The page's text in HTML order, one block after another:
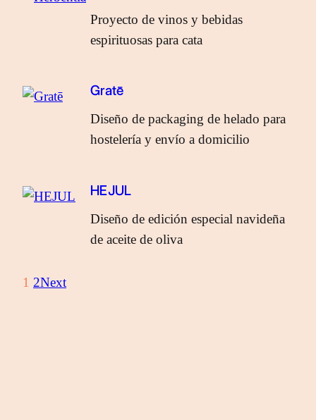
Proyecto de vinos y bebidas
espirituosas para cata
Gratē
Diseño de packaging de helado para
hostelería y envío a domicilio
HEJUL
Diseño de edición especial navideña
de aceite de oliva
1 2Next